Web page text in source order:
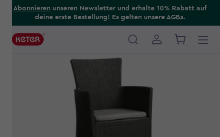
Abonnieren unseren Newsletter und erhalte 10% Rabatt auf
deine erste Bestellung! Es gelten unsere AGBs.
Main